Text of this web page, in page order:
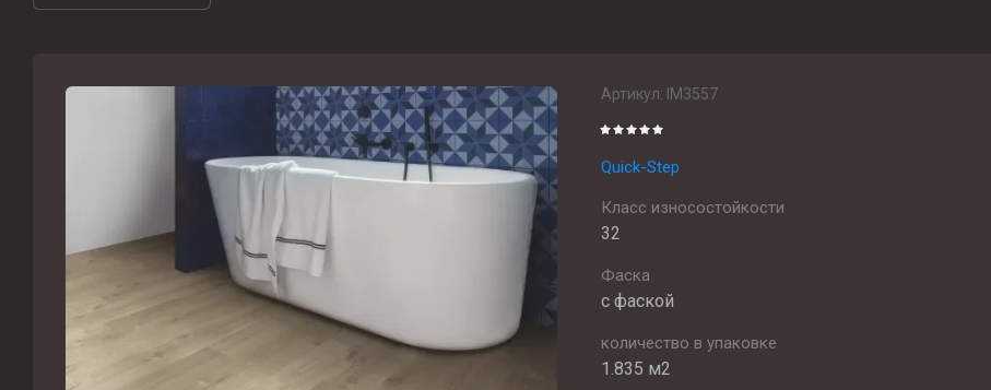
Артикул: IM3557
Quick-Step
Класс износостойкости
32
Фаска
с фаской
количество в упаковке
1.835 м2